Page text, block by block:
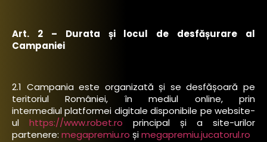
Art. 2 – Durata și locul de desfășurare al
Campaniei
2.1 Campania este organizată și se desfășoară pe
teritoriul României, în mediul online, prin
intermediul platformei digitale disponibile pe website-
ul https://www.robet.ro principal și a site-urilor
partenere: megapremiu.ro șimegapremiu.jucatorul.ro